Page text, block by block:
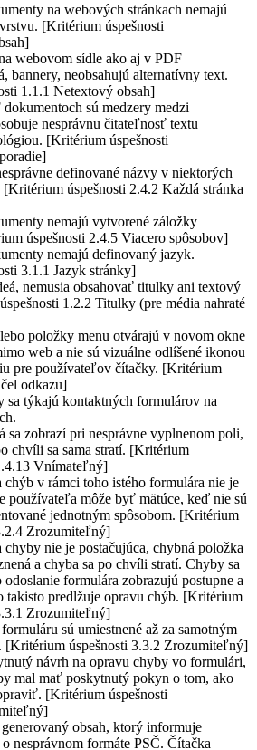
na webových stránkach nemajú
[Kritérium úspešnosti
webovom sídle ako aj v PDF
bannery, neobsahujú alternatívny text.
1.1.1 Netextový obsah]
sú medzery medzi
nesprávnu čitateľnosť textu
[Kritérium úspešnosti
definované názvy v niektorých
úspešnosti 2.4.2 Každá stránka
nemajú vytvorené záložky
úspešnosti 2.4.5 Viacero spôsobov]
nemajú definovaný jazyk.
3.1.1 Jazyk stránky]
nemusia obsahovať titulky ani textový
1.2.2 Titulky (pre média nahraté
položky menu otvárajú v novom okne
web a nie sú vizuálne odlíšené ikonou
pre používateľov čítačky. [Kritérium
odkazu]
sa týkajú kontaktných formulárov na
sa zobrazí pri nesprávne vyplnenom poli,
chvíli sa sama stratí. [Kritérium
Vnímateľný]
v rámci toho istého formulára nie je
používateľa môže byť mätúce, keď nie sú
jednotným spôsobom. [Kritérium
Zrozumiteľný]
nie je postačujúca, chybná položka
a chyba sa po chvíli stratí. Chyby sa
odoslanie formulára zobrazujú postupne a
takisto predlžuje opravu chýb. [Kritérium
Zrozumiteľný]
sú umiestnené až za samotným
[Kritérium úspešnosti 3.3.2 Zrozumiteľný]
návrh na opravu chyby vo formulári,
mal mať poskytnutý pokyn o tom, ako
[Kritérium úspešnosti
obsah, ktorý informuje
nesprávnom formáte PSČ. Čítačka